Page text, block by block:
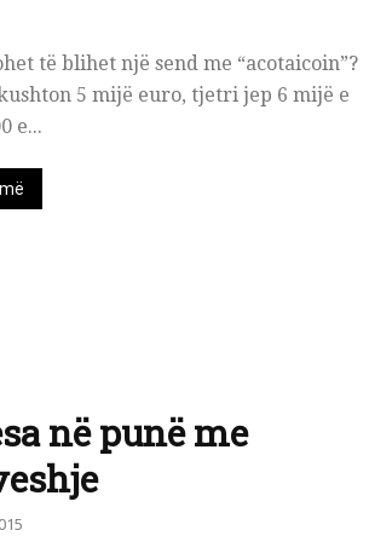
të blihet një send me “acotaicoin”?
5 mijë euro, tjetri jep 6 mijë e
e...
në punë me